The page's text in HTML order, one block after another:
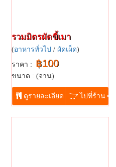
รวมมิตรผัดขี้เมา
(อาหารทั่วไป / ผัดเผ็ด)
ราคา : ฿100
ขนาด : (จาน)
...
ดูรายละเอียด ไปที่ร้าน